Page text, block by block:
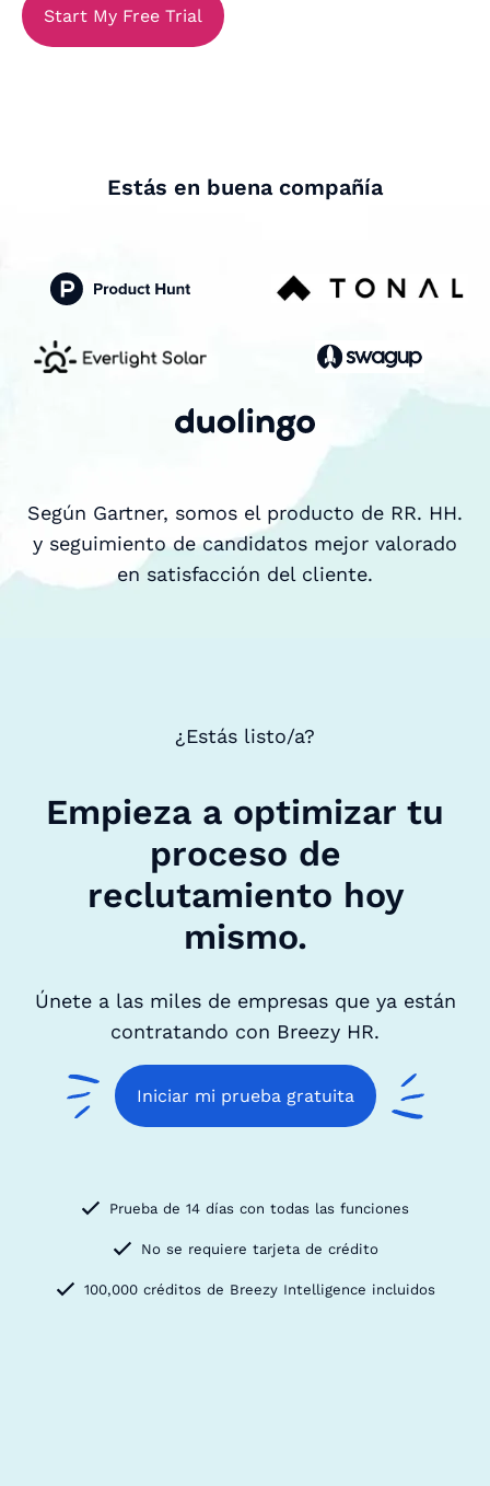
Start My Free Trial
Estás en buena compañía
Según Gartner, somos el producto de RR. HH.
y seguimiento de candidatos mejor valorado
en satisfacción del cliente.
¿Estás listo/a?
Empieza a optimizar tu
proceso de
reclutamiento hoy
mismo.
Únete a las miles de empresas que ya están
contratando con Breezy HR.
Iniciar mi prueba gratuita
Prueba de 14 días con todas las funciones
No se requiere tarjeta de crédito
100,000 créditos de Breezy Intelligence incluidos